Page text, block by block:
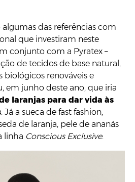
algumas das referências com
que investiram neste
conjunto com a Pyratex –
de tecidos de base natural,
biológicos renováveis e
em junho deste ano, que iria
laranjas para dar vida às
. Já a sueca de fast fashion,
de laranja, pele de ananás
linha Conscious Exclusive.